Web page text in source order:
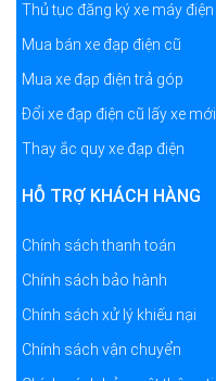
Thủ tục đăng ký xe máy điện
Mua bán xe đạp điện cũ
Mua xe đạp điện trả góp
Đổi xe đạp điện cũ lấy xe mới
Thay ắc quy xe đạp điện
HỖ TRỢ KHÁCH HÀNG
Chính sách thanh toán
Chính sách bảo hành
Chính sách xử lý khiếu nại
Chính sách vận chuyển